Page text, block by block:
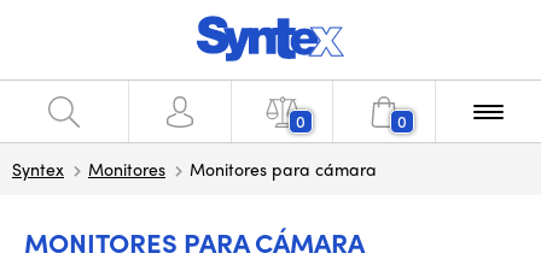
0 0
Syntex Monitores Monitores para cámara
MONITORES PARA CÁMARA